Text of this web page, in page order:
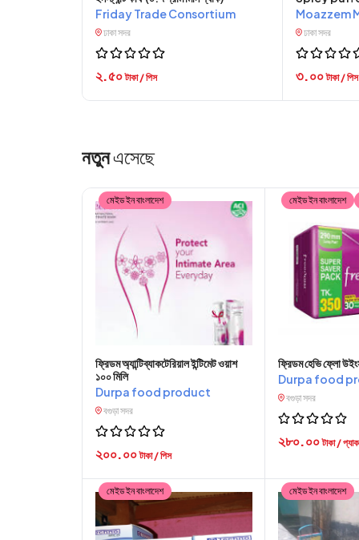
Friday Trade Consortium
ঢাকা সদর
২.৫০টাকা / পিস
Moazzem
ঢাকা সদর
৩.০০টাকা / পিস
নতুনএসেছে
মেইড ইন বাংলাদেশ
ফ্রিডম অ্যান্টিব্যাকটেরিয়াল ইন্টিমেট ওয়াশ
১০০ মিলি
Durpa food product
বগুড়া সদর
২০০.০০টাকা / পিস
মেইড ইন বাংলাদেশ
ফ্রিডম হেভি ফ্লো
Durpa food
বগুড়া সদর
২৮০.০০টাকা / প্যাক
মেইড ইন বাংলাদেশ মেইড ইন বাংলাদেশ